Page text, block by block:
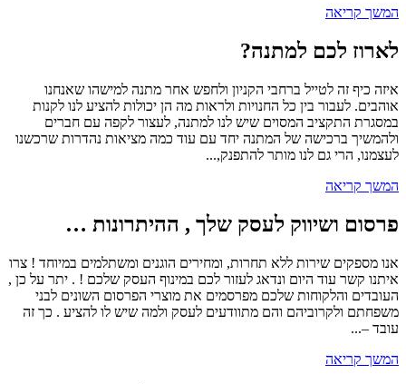
המשך קריאה
לארוז לכם למתנה?
איזה כיף זה לטייל ברחבי הקניון ולחפש אחר מתנה למישהו שאנחנו
אוהבים. לעבור בין כל החנויות ולראות מה הן יכולות להציע לנו לקנות
במסגרת התקציב המסוים שיש לנו למתנה, לעצור לקפה עם חברים
ולהמשיך ברכישה של המתנה יחד עם עוד כמה מציאות נהדרות שרכשנו
לעצמנו, הרי גם לנו מותר להתפנק,...
המשך קריאה
פרסום ושיווק לעסק שלך , ההיתרונות …
אנו מספקים שירות ללא תחרות, ומחירים הוגנים ומשתלמים במיוחד ! צרו
איתנו קשר עוד היום ונדאג לעזור לכם במינוף העסק שלכם ! . יתר על כן ,
העובדים והלקוחות שלכם מפרסמים את מוצרי הפרסום השונים לבני
משפחתם ולקרוביהם והם מתוודעים לעסק ולמה שיש לו להציע . כך זה
עובד –...
המשך קריאה